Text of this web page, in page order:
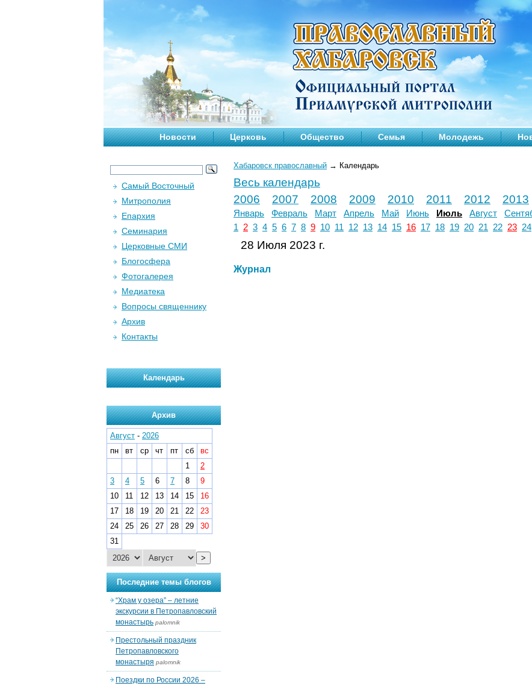
Новости Церковь Общество Семья Молодежь
Хабаровск православный → Календарь
Весь календарь
2006
2007 2008 2009 2010 2011 2012 2013
Январь Февраль Март Апрель Май Июнь Июль Август
1
2 3 4 5 6 7 8 9 10 11 12 13 14 15 16 17 18 19 20 21 22 23 24
28 Июля 2023 г.
Журнал
Самый Восточный
Митрополия
Епархия
Семинария
Церковные СМИ
Блогосфера
Фотогалерея
Медиатека
Вопросы священнику
Архив
Контакты
Календарь
Архив
Август - 2026
пн
вт ср чт пт сб
вс
1
2
3
4 5 6 7 8
9
10
11 12 13 14 15
16
17
18 19 20 21 22
23
24
25 26 27 28 29
30
31
>
Последние темы блогов
“Храм у озера” – летние
экскурсии в Петропавловский
монастырь palomnik
Престольный праздник
Петропавловского
монастыря palomnik
Поездки по России 2026 –